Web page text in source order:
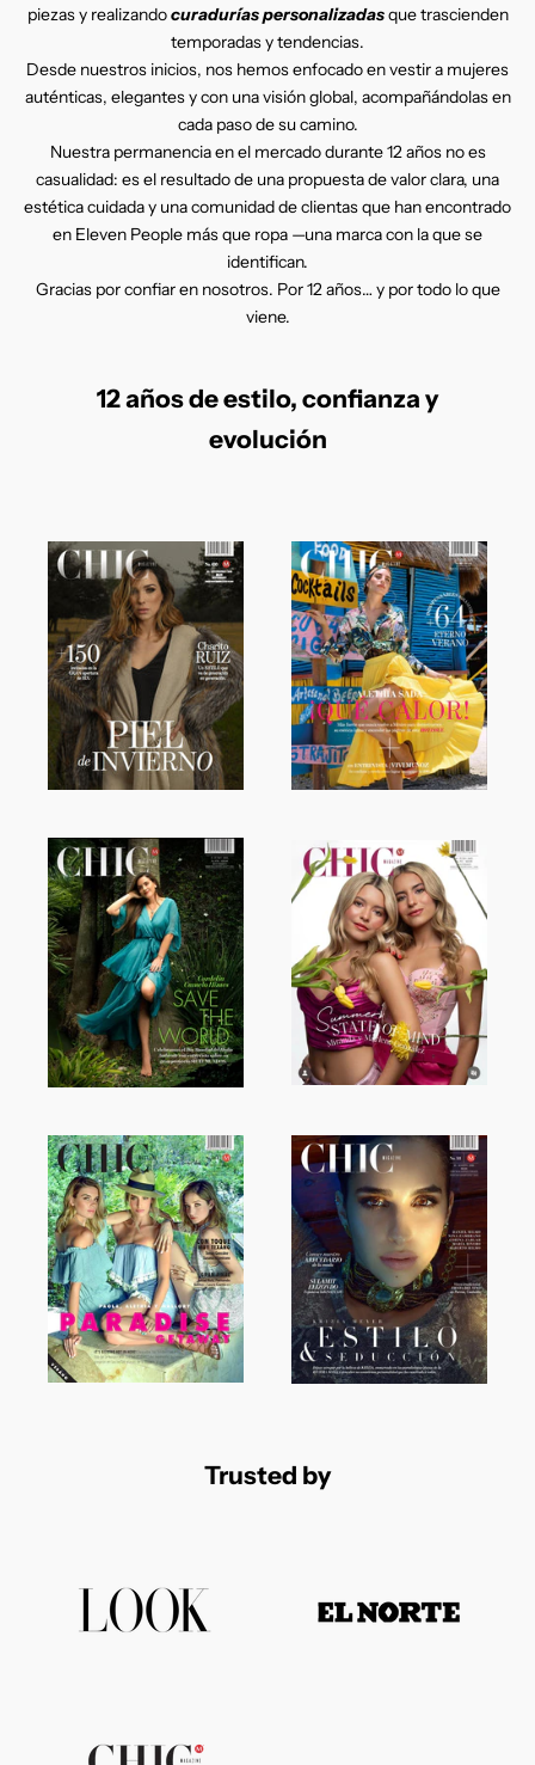
piezas y realizandocuradurías personalizadasque trascienden
temporadas y tendencias.
Desde nuestros inicios, nos hemos enfocado en vestir a mujeres
auténticas, elegantes y con una visión global, acompañándolas en
cada paso de su camino.
Nuestra permanencia en el mercado durante 12 años no es
casualidad: es el resultado de una propuesta de valor clara, una
estética cuidada y una comunidad de clientas que han encontrado
en Eleven People más que ropa —una marca con la que se
identifican.
Gracias por confiar en nosotros. Por 12 años… y por todo lo que
viene.
12 años de estilo, confianza y
evolución
Trusted by